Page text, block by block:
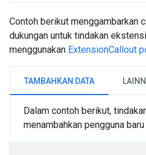
Contoh berikut menggambarkan
dukungan untuk tindakan
menggunakan ExtensionCallout
TAMBAHKAN DATA
Dalam contoh berikut,
menambahkan pengguna